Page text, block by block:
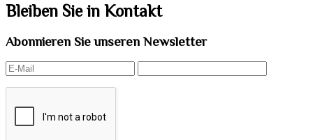
Bleiben Sie in Kontakt
Abonnieren Sie unseren Newsletter